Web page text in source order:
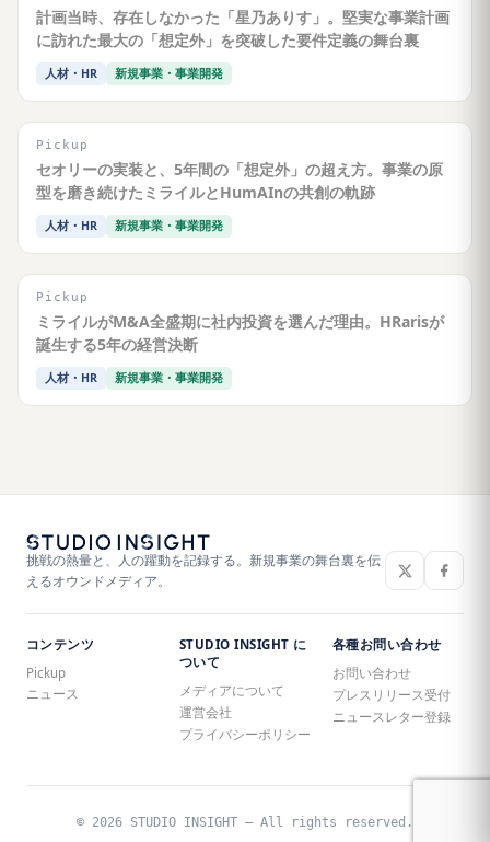
計画当時、存在しなかった「星乃ありす」。堅実な事業計画
に訪れた最大の「想定外」を突破した要件定義の舞台裏
人材・HR 新規事業・事業開発
Pickup
セオリーの実装と、5年間の「想定外」の超え方。事業の原
型を磨き続けたミライルとHumAInの共創の軌跡
人材・HR 新規事業・事業開発
Pickup
ミライルがM&A全盛期に社内投資を選んだ理由。HRarisが
誕生する5年の経営決断
人材・HR 新規事業・事業開発
挑戦の熱量と、人の躍動を記録する。新規事業の舞台裏を伝
えるオウンドメディア。
コンテンツ
Pickup
ニュース
STUDIO INSIGHT に
ついて
メディアについて
運営会社
プライバシーポリシー
各種お問い合わせ
お問い合わせ
プレスリリース受付
ニュースレター登録
© 2026 STUDIO INSIGHT — All rights reserved.